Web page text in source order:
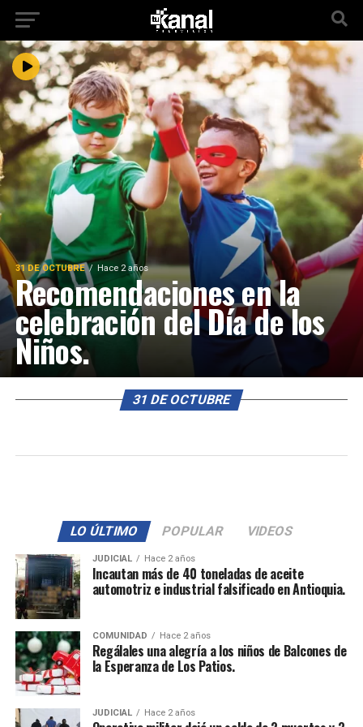
31 DE OCTUBRE Hace 2 años
Recomendaciones en la
celebración del Día de los
Niños.
31 DE OCTUBRE
LO ÚLTIMO POPULAR VIDEOS
JUDICIAL Hace 2 años
Incautan más de 40 toneladas de aceite
automotriz e industrial falsificado en Antioquia.
COMUNIDAD Hace 2 años
Regálales una alegría a los niños de Balcones de
la Esperanza de Los Patios.
JUDICIAL Hace 2 años